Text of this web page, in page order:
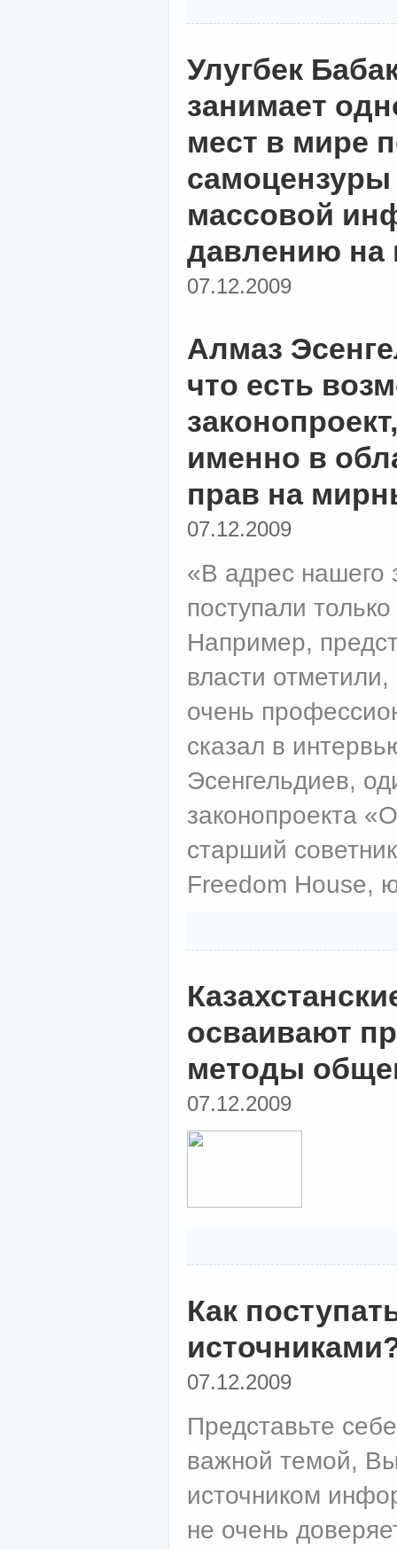
Улугбек
занимает
мест в мире
самоцензуры
массовой
давлению на
07.12.2009
Алмаз
что есть
именно в
прав на
07.12.2009
«В адрес нашего
поступали
Например,
власти
очень
сказал в
Эсенгельдиев,
законопроекта
старший
Freedom House,
осваивают
методы
07.12.2009
Как
07.12.2009
Представьте
важной темой,
источником
не очень